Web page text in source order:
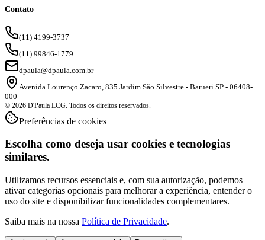
Contato
(11) 4199-3737
(11) 99846-1779
dpaula@dpaula.com.br
Avenida Lourenço Zacaro, 835 Jardim São Silvestre - Barueri SP - 06408-
000
© 2026 D'Paula LCG. Todos os direitos reservados.
Preferências de cookies
Escolha como deseja usar cookies e tecnologias
similares.
Utilizamos recursos essenciais e, com sua autorização, podemos
ativar categorias opcionais para melhorar a experiência, entender o
uso do site e disponibilizar funcionalidades complementares.
Saiba mais na nossa Política de Privacidade.